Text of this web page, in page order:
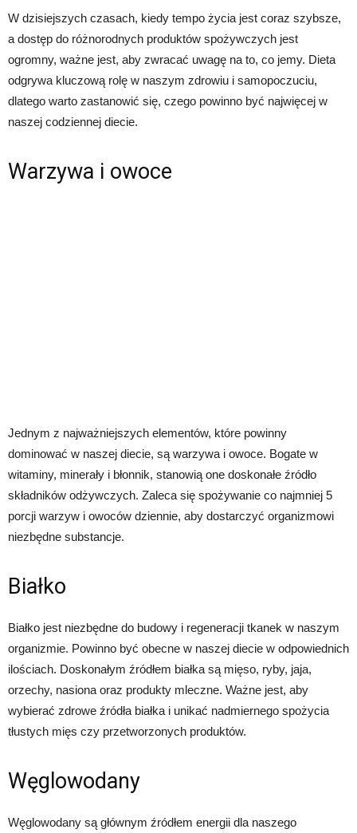
W dzisiejszych czasach, kiedy tempo życia jest coraz szybsze,
a dostęp do różnorodnych produktów spożywczych jest
ogromny, ważne jest, aby zwracać uwagę na to, co jemy. Dieta
odgrywa kluczową rolę w naszym zdrowiu i samopoczuciu,
dlatego warto zastanowić się, czego powinno być najwięcej w
naszej codziennej diecie.
Warzywa i owoce
Jednym z najważniejszych elementów, które powinny
dominować w naszej diecie, są warzywa i owoce. Bogate w
witaminy, minerały i błonnik, stanowią one doskonałe źródło
składników odżywczych. Zaleca się spożywanie co najmniej 5
porcji warzyw i owoców dziennie, aby dostarczyć organizmowi
niezbędne substancje.
Białko
Białko jest niezbędne do budowy i regeneracji tkanek w naszym
organizmie. Powinno być obecne w naszej diecie w odpowiednich
ilościach. Doskonałym źródłem białka są mięso, ryby, jaja,
orzechy, nasiona oraz produkty mleczne. Ważne jest, aby
wybierać zdrowe źródła białka i unikać nadmiernego spożycia
tłustych mięs czy przetworzonych produktów.
Węglowodany
Węglowodany są głównym źródłem energii dla naszego